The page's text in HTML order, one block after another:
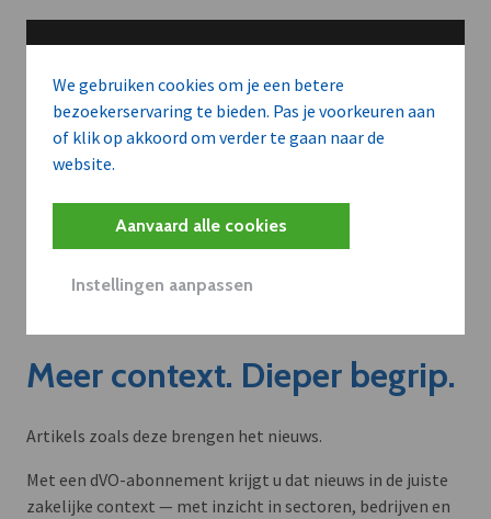
We gebruiken cookies om je een betere
bezoekerservaring te bieden. Pas je voorkeuren aan
of klik op akkoord om verder te gaan naar de
website.
Aanvaard alle cookies
Instellingen aanpassen
Meer context. Dieper begrip.
Artikels zoals deze brengen het nieuws.
Met een dVO-abonnement krijgt u dat nieuws in de juiste
zakelijke context — met inzicht in sectoren, bedrijven en